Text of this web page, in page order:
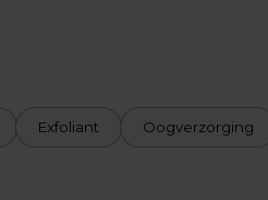
Exfoliant Oogverzorging